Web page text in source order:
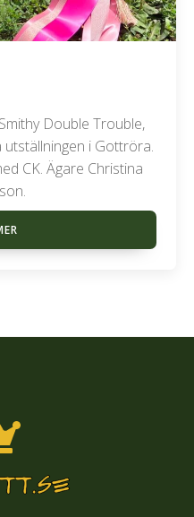
Double Trouble,
i Gottröra.
CK. Ägare Christina